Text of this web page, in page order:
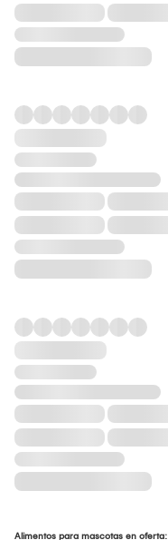
Alimentos para mascotas en oferta: